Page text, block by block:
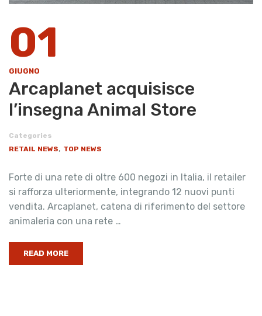
01
GIUGNO
Arcaplanet acquisisce
l’insegna Animal Store
Categories
RETAIL NEWS, TOP NEWS
Forte di una rete di oltre 600 negozi in Italia, il retailer
si rafforza ulteriormente, integrando 12 nuovi punti
vendita. Arcaplanet, catena di riferimento del settore
animaleria con una rete …
READ MORE